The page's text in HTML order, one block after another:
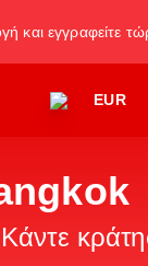
και εγγραφείτε
EUR